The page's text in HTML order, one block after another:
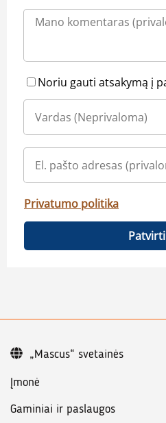
Noriu gauti atsakymą į
Privatumo politika
Įmonė
Gaminiai ir paslaugos
„Mascus“ svetainės